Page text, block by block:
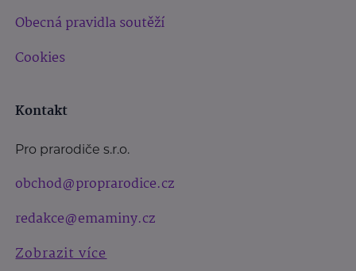
Obecná pravidla soutěží
Cookies
Kontakt
Pro prarodiče s.r.o.
obchod@proprarodice.cz
redakce@emaminy.cz
Zobrazit více